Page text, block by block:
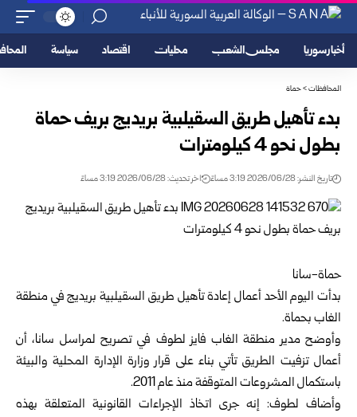
أخبار سوريا مجلس الشعب محليات اقتصاد سياسة
المحافظات>حماة
بدء تأهيل طريق السقيلبية بريديج بريف حماة
بطول نحو 4 كيلومترات
تاريخ النشر: 2026/06/28 3:19 مساءً اخر تحديث: 2026/06/28 3:19 مساءً
حماة-سانا
بدأت اليوم الأحد أعمال إعادة تأهيل طريق السقيلبية بريديج في منطقة
الغاب بحماة.
وأوضح مدير منطقة الغاب فايز لطوف في تصريح لمراسل سانا، أن
أعمال تزفيت الطريق تأتي بناء على قراروزارة الإدارة المحلية والبيئة
باستكمال المشروعات المتوقفة منذ عام 2011.
وأضاف لطوف: إنه جرى اتخاذ الإجراءات القانونية المتعلقة بهذه